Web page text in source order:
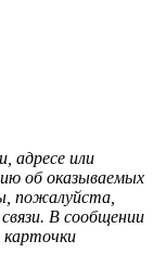
адресе или
об оказываемых
пожалуйста,
В сообщении
карточки